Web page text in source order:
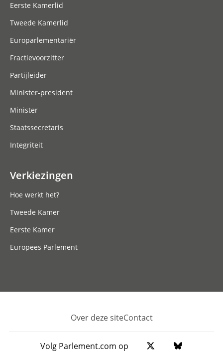
Eerste Kamerlid
Tweede Kamerlid
Europarlementariër
Fractievoorzitter
Partijleider
Minister-president
Minister
Staatssecretaris
Integriteit
Verkiezingen
Hoe werkt het?
Tweede Kamer
Eerste Kamer
Europees Parlement
Footer
Over deze siteContact
Volg Parlement.com op